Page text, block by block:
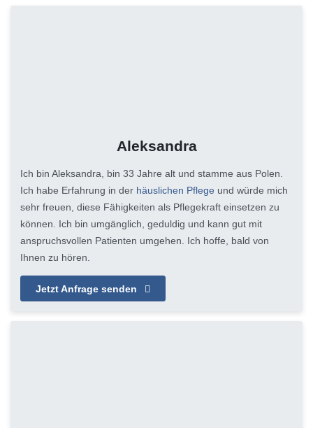
Aleksandra
Ich bin Aleksandra, bin 33 Jahre alt und stamme aus Polen.
Ich habe Erfahrung in der häuslichen Pflege und würde mich
sehr freuen, diese Fähigkeiten als Pflegekraft einsetzen zu
können. Ich bin umgänglich, geduldig und kann gut mit
anspruchsvollen Patienten umgehen. Ich hoffe, bald von
Ihnen zu hören.
Jetzt Anfrage senden